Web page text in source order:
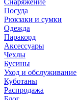
Снаряжение
Посуда
Рюкзаки и сумки
Одежда
Паракорд
Аксессуары
Чехлы
Бусины
Уход и обслуживание
Куботаны
Распродажа